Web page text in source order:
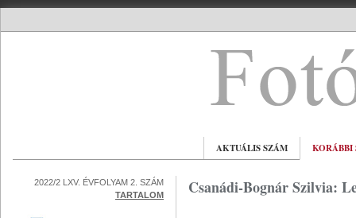
AKTUÁLIS SZÁM KORÁBBI
2022/2 LXV. ÉVFOLYAM 2. SZÁM
TARTALOM
Csanádi-Bognár Szilvia: